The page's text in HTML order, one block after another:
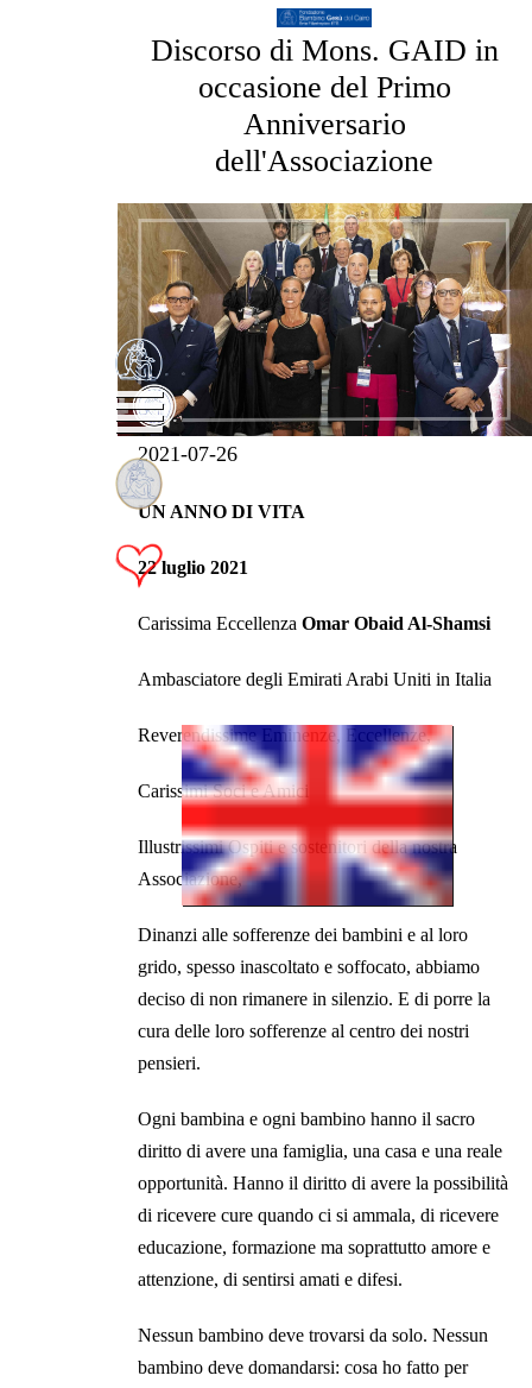
Discorso di Mons. GAID in
occasione del Primo
Anniversario
dell'Associazione
2021-07-26
UN ANNO DI VITA
22 luglio 2021
Carissima EccellenzaOmar Obaid Al-Shamsi
Ambasciatore degli Emirati Arabi Uniti in Italia
Reverendissime Eminenze, Eccellenze,
Carissimi Soci e Amici
Illustrissimi Ospiti e sostenitori della nostra
Associazione,
Dinanzi alle sofferenze dei bambini e al loro
grido, spesso inascoltato e soffocato, abbiamo
deciso di non rimanere in silenzio. E di porre la
cura delle loro sofferenze al centro dei nostri
pensieri.
Ogni bambina e ogni bambino hanno il sacro
diritto di avere una famiglia, una casa e una reale
opportunità. Hanno il diritto di avere la possibilità
di ricevere cure quando ci si ammala, di ricevere
educazione, formazione ma soprattutto amore e
attenzione, di sentirsi amati e difesi.
Nessun bambino deve trovarsi da solo. Nessun
bambino deve domandarsi: cosa ho fatto per